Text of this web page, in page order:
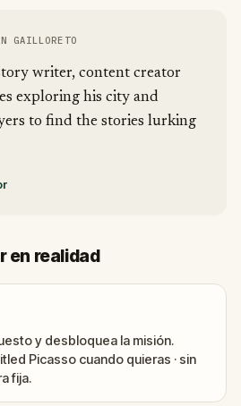
GAILLORETO
writer, content creator
exploring his city and
to find the stories lurking
en realidad
y desbloquea la misión.
Picasso cuando quieras · sin
fija.